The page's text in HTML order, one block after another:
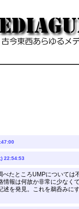
22:54:53
たところUMPについて
報は何故か非常に少な
を発見。これを鵜呑み